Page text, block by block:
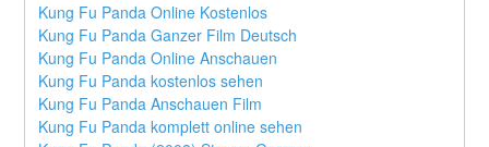
Kung Fu Panda Online Kostenlos
Kung Fu Panda Ganzer Film Deutsch
Kung Fu Panda Online Anschauen
Kung Fu Panda kostenlos sehen
Kung Fu Panda Anschauen Film
Kung Fu Panda komplett online sehen